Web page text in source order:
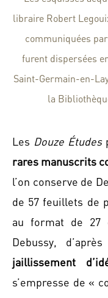
libraire Robert
communiquées
furent dispersées
Saint-Germain-en-
la
Les Douze Études
rares manuscrits
l’on conserve de
de 57 feuillets de
au format de 27
Debussy,
jaillissement
s’empresse de «